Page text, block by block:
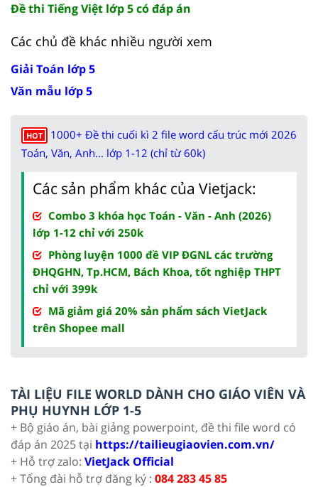
Đề thi Tiếng Việt lớp 5 có đáp án
Các chủ đề khác nhiều người xem
Giải Toán lớp 5
Văn mẫu lớp 5
HOT
1000+ Đề thi cuối kì 2 file word cấu trúc mới 2026
Toán, Văn, Anh... lớp 1-12 (chỉ từ 60k)
Các sản phẩm khác của Vietjack:
Combo 3 khóa học Toán - Văn - Anh (2026)
lớp 1-12 chỉ với 250k
Phòng luyện 1000 đề VIP ĐGNL các trường
ĐHQGHN, Tp.HCM, Bách Khoa, tốt nghiệp THPT
chỉ với 399k
Mã giảm giá 20% sản phẩm sách VietJack
trên Shopee mall
TÀI LIỆU FILE WORLD DÀNH CHO GIÁO VIÊN VÀ
PHỤ HUYNH LỚP 1-5
+ Bộ giáo án, bài giảng powerpoint, đề thi file word có
đáp án 2025 tại https://tailieugiaovien.com.vn/
+ Hỗ trợ zalo: VietJack Official
+ Tổng đài hỗ trợ đăng ký : 084 283 45 85